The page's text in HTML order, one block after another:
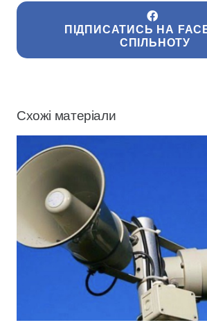
ПІДПИСАТИСЬ НА
СПІЛЬНОТУ
Схожі матеріали